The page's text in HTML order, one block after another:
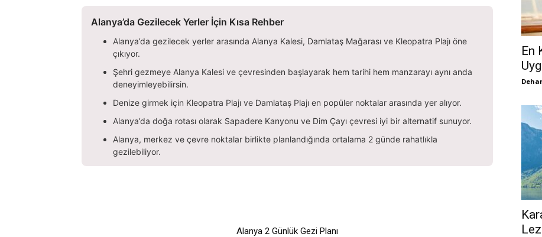
Alanya’da Gezilecek Yerler İçin Kısa Rehber
Alanya’da gezilecek yerler arasında Alanya Kalesi, Damlataş Mağarası ve Kleopatra Plajı öne
çıkıyor.
Şehri gezmeye Alanya Kalesi ve çevresinden başlayarak hem tarihi hem manzarayı aynı anda
deneyimleyebilirsin.
Denize girmek için Kleopatra Plajı ve Damlataş Plajı en popüler noktalar arasında yer alıyor.
Alanya’da doğa rotası olarak Sapadere Kanyonu ve Dim Çayı çevresi iyi bir alternatif sunuyor.
Alanya, merkez ve çevre noktalar birlikte planlandığında ortalama 2 günde rahatlıkla
gezilebiliyor.
Alanya 2 Günlük Gezi Planı
En